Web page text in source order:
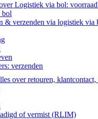
Logistiek via bol:
bol
& verzenden via logistiek via
verzenden
over retouren,
of vermist (RLIM)